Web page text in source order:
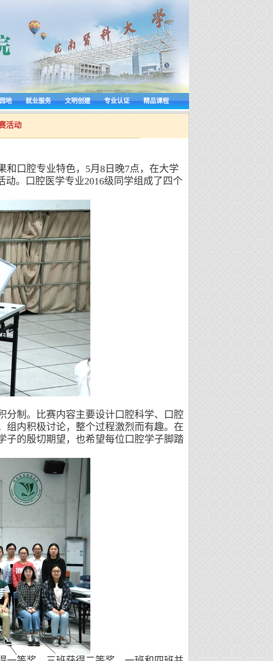
地 就业服务 文明创建 专业认证 精品课程
活动
口腔专业特色，5月8日晚7点，在大学
。口腔医学专业2016级同学组成了四个
制。比赛内容主要设计口腔科学、口腔
组内积极讨论，整个过程激烈而有趣。在
子的殷切期望，也希望每位口腔学子脚踏